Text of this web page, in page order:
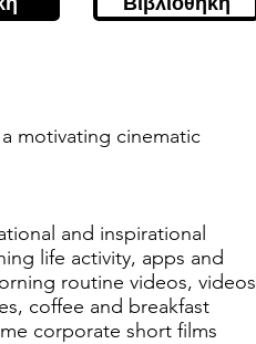
motivating cinematic
and inspirational
life activity, apps and
routine videos, videos
coffee and breakfast
corporate short films